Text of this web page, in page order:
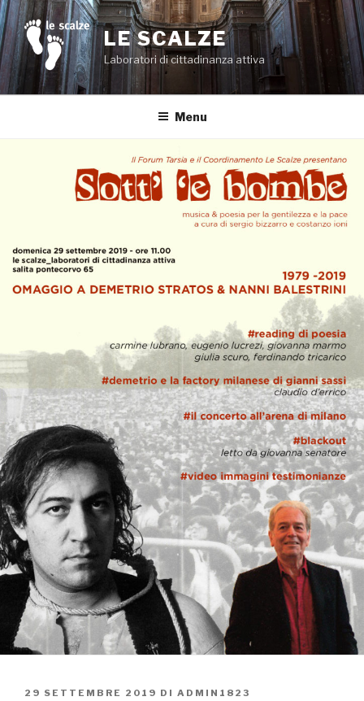
Salta
al
contenuto
LE SCALZE
Laboratori di cittadinanza attiva
Menu
PUBBLICATO
29 SETTEMBRE 2019 DI ADMIN1823